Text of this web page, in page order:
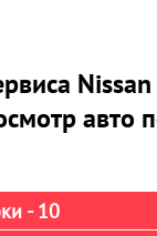
Nissan
авто
- 10